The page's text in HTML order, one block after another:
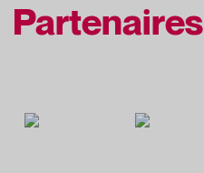
Partenaires